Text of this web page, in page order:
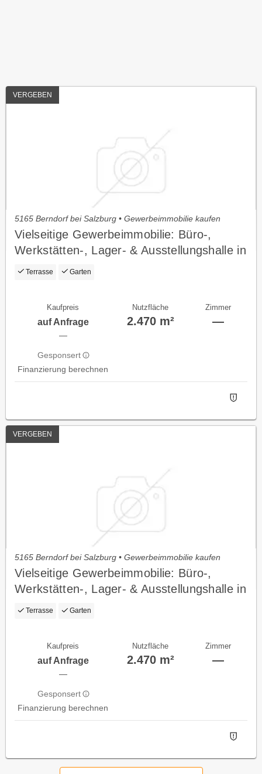
VERGEBEN
5165 Berndorf bei Salzburg • Gewerbeimmobilie kaufen
Vielseitige Gewerbeimmobilie: Büro-,
Werkstätten-, Lager- & Ausstellungshalle in
OÖ!!
Terrasse Garten
Kaufpreis
auf Anfrage
—
Gesponsert
Finanzierung berechnen
Nutzfläche
2.470 m²
Zimmer
—
VERGEBEN
5165 Berndorf bei Salzburg • Gewerbeimmobilie kaufen
Vielseitige Gewerbeimmobilie: Büro-,
Werkstätten-, Lager- & Ausstellungshalle in
OÖ!!
Terrasse Garten
Kaufpreis
auf Anfrage
—
Gesponsert
Finanzierung berechnen
Nutzfläche
2.470 m²
Zimmer
—